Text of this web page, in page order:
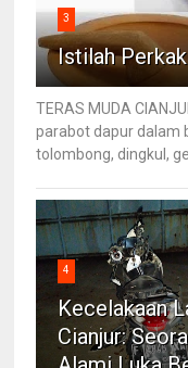
3
Istilah
TERAS MUDA
parabot dapur dalam
tolombong, dingkul,
4
Kecelakaan
Cianjur: